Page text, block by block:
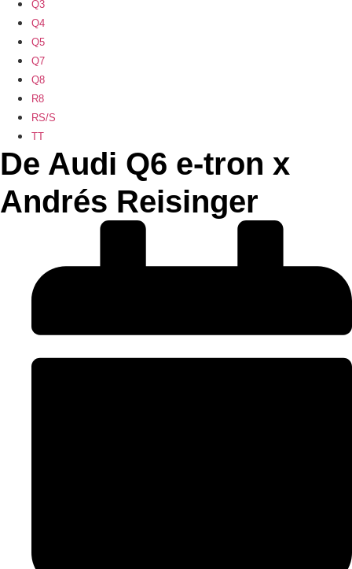
Q3
Q4
Q5
Q7
Q8
R8
RS/S
TT
De Audi Q6 e-tron x
Andrés Reisinger